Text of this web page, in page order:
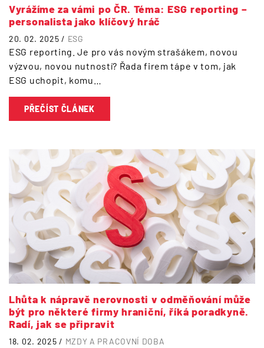
Vyrážíme za vámi po ČR. Téma: ESG reporting –
personalista jako klíčový hráč
20. 02. 2025 / ESG
ESG reporting. Je pro vás novým strašákem, novou
výzvou, novou nutností? Řada firem tápe v tom, jak
ESG uchopit, komu…
PŘEČÍST ČLÁNEK
Lhůta k nápravě nerovnosti v odměňování může
být pro některé firmy hraniční, říká poradkyně.
Radí, jak se připravit
18. 02. 2025 / MZDY A PRACOVNÍ DOBA